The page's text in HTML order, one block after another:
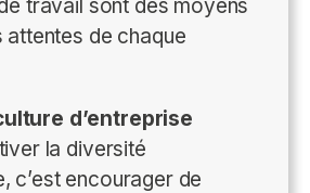
travail sont des moyens
attentes de chaque
d’entreprise
la diversité
c’est encourager de